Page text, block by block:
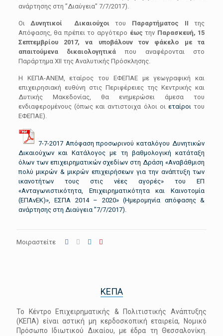
ανάρτησης στη ”Διαύγεια” 7/7/2017).
ΟιΔυνητικοί Δικαιούχοι του Παραρτήματος ΙΙ της
Απόφασης, θα πρέπει το αργότερο έωςτην Παρασκευή, 15
Σεπτεμβρίου 2017, να υποβάλουν τον φάκελο με τα
απαιτούμενα δικαιολογητικά που αναφέρονται στο
Παράρτημα XII της Αναλυτικής Πρόσκλησης.
Η ΚΕΠΑ-ΑΝΕΜ, εταίρος του ΕΦΕΠΑΕ με γεωγραφική και
επιχειρησιακή ευθύνη στις Περιφέρειες της Κεντρικής και
Δυτικής Μακεδονίας, θα ενημερώσει άμεσα του
ενδιαφερομένους (όπως και αντιστοιχα όλοι οιεταίροιτου
ΕΦΕΠΑΕ).
7-7-2017 Aπόφαση προσωρινού καταλόγου Δυνητικών
Δικαιούχων και Κατάλογος με τη βαθμολογική κατάταξη
όλων των επιχειρηματικών σχεδίων στη Δράση «Αναβάθμιση
πολύ μικρών & μικρών επιχειρήσεων για την ανάπτυξη των
ικανοτήτων τους στις νέες αγορές» του ΕΠ
«Ανταγωνιστικότητα, Επιχειρηματικότητα και Καινοτομία
(ΕΠΑνΕΚ)», ΕΣΠΑ 2014 – 2020» (Ημερομηνία απόφασης &
ανάρτησης στη Διαύγεια ”7/7/2017).
Μοιραστείτε
ΚΕΠΑ
Το Κέντρο Επιχειρηματικής & Πολιτιστικής Ανάπτυξης
(ΚΕΠΑ) είναι αστική μη κερδοσκοπική εταιρεία, Νομικό
Πρόσωπο Ιδιωτικού Δικαίου, με έδρα τη Θεσσαλονίκη.